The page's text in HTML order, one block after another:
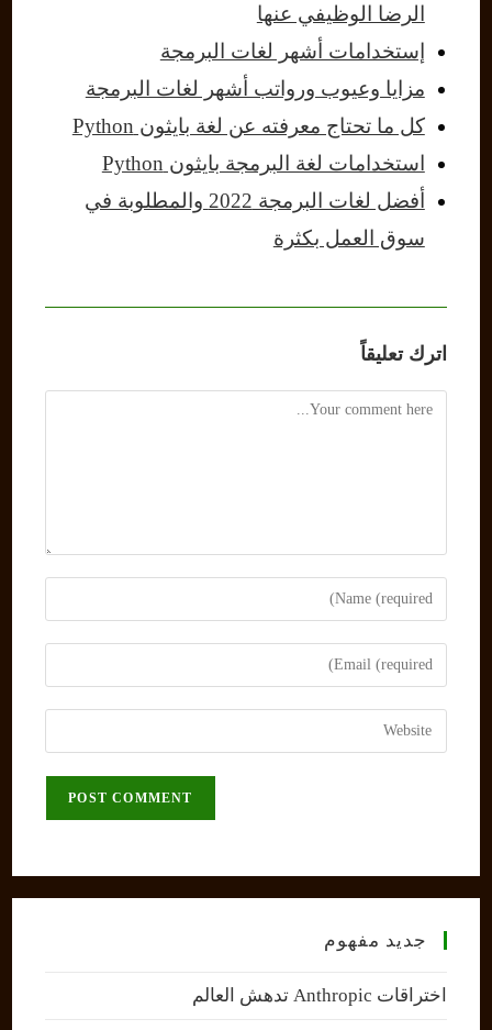
الرضا الوظيفي عنها
إستخدامات أشهر لغات البرمجة
مزايا وعيوب ورواتب أشهر لغات البرمجة
كل ما تحتاج معرفته عن لغة بايثون Python
استخدامات لغة البرمجة بايثون Python
أفضل لغات البرمجة 2022 والمطلوبة في
سوق العمل بكثرة
اترك تعليقاً
Comment
Enter
your
name
comment
Enter
your
email
address
Enter
your
جديد مفهوم
اختراقات Anthropic تدهش العالم